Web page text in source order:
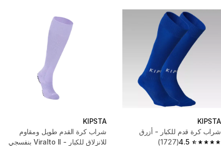
KIPSTA
شراب كرة قدم للكبار - أزرق
4.5
(1727)
KIPSTA
شراب كرة القدم طويل ومقاوم
للانزلاق للكبار - Viralto II بنفسجي